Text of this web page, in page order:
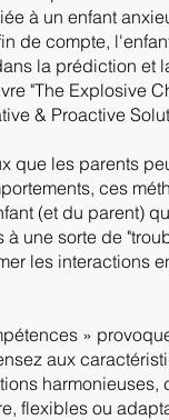
à un enfant
de compte,
la prédiction et
"The Explosive
& Proactive
que les parents
ces
(et du parent)
une sorte de
les interactions
»
aux
flexibles ou